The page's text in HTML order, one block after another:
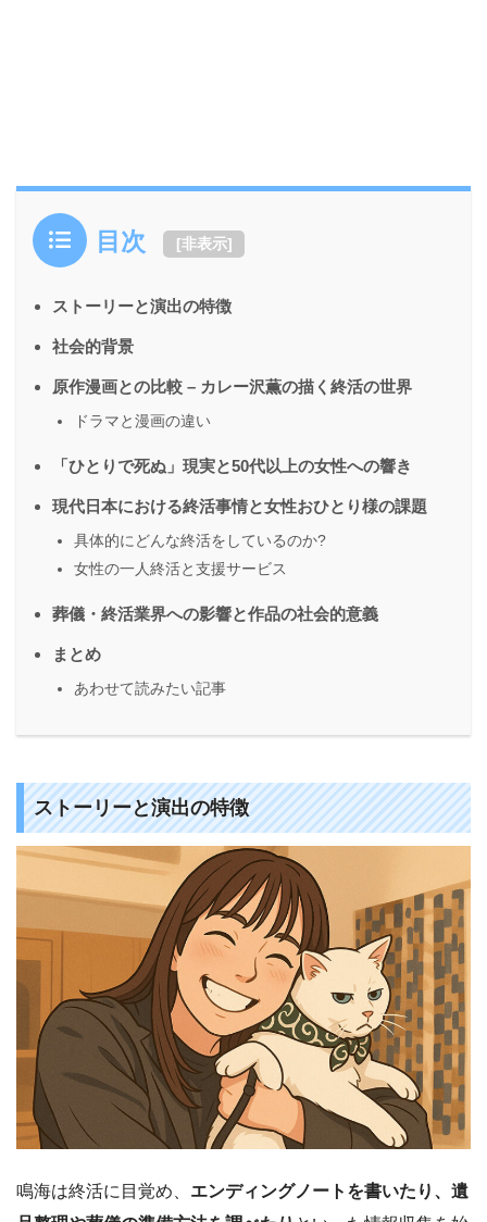
目次 [非表示]
ストーリーと演出の特徴
社会的背景
原作漫画との比較 – カレー沢薫の描く終活の世界
ドラマと漫画の違い
「ひとりで死ぬ」現実と50代以上の女性への響き
現代日本における終活事情と女性おひとり様の課題
具体的にどんな終活をしているのか?
女性の一人終活と支援サービス
葬儀・終活業界への影響と作品の社会的意義
まとめ
あわせて読みたい記事
ストーリーと演出の特徴
鳴海は終活に目覚め、 エンディングノートを書いたり、遺